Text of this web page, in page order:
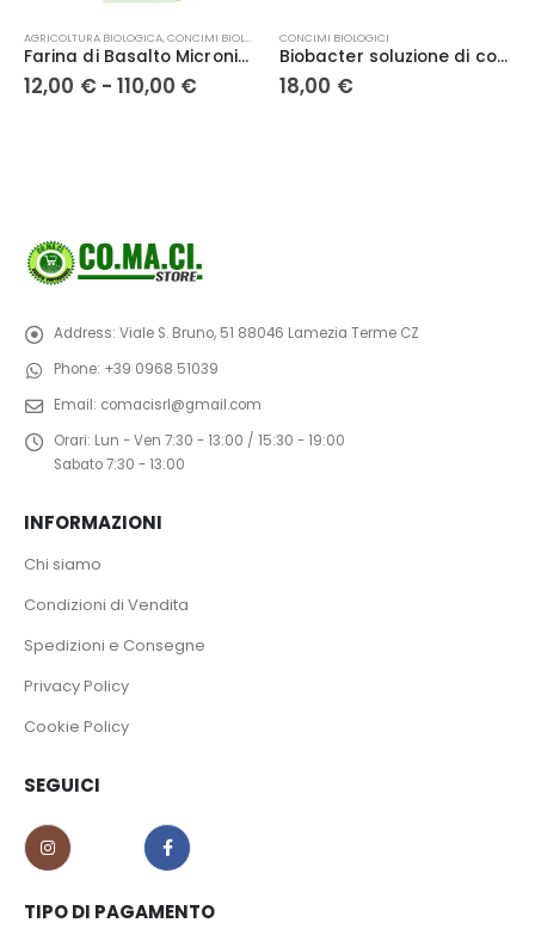
AGRICOLTURA BIOLOGICA,CONCIMI BIOLOGICI
Farina di Basalto Micronizzata tipo XF
12,00 € - 110,00 €
CONCIMI BIOLOGICI
Biobacter soluzione di concime a base di zinco (Zn) 1L. L.G. Italia
18,00 €
Address: Viale S. Bruno, 51 88046 Lamezia Terme CZ
Phone: +39 0968 51039
Email: comacisrl@gmail.com
Orari: Lun - Ven 7:30 - 13:00 / 15:30 - 19:00
Sabato 7:30 - 13:00
INFORMAZIONI
Chi siamo
Condizioni di Vendita
Spedizioni e Consegne
Privacy Policy
Cookie Policy
SEGUICI
TIPO DI PAGAMENTO